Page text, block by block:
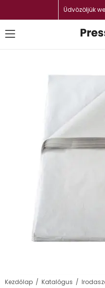
Üdvözöljük
Kezdőlap Katalógus